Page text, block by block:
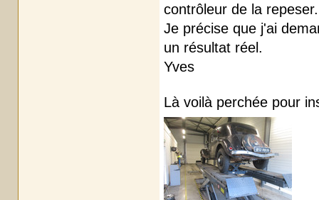
contrôleur de la repeser.
Je précise que j'ai
un résultat réel.
Yves
Là voilà perchée pour